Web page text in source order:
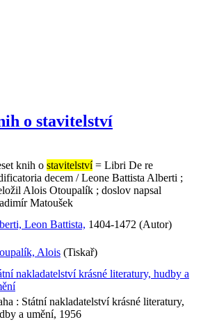
o stavitelství
knih o stavitelství= Libri De re
decem / Leone Battista Alberti ;
Alois Otoupalík ; doslov napsal
Matoušek
Leon Battista, 1404-1472 (Autor)
Alois (Tiskař)
nakladatelství krásné literatury, hudby a
: Státní nakladatelství krásné literatury,
a umění, 1956